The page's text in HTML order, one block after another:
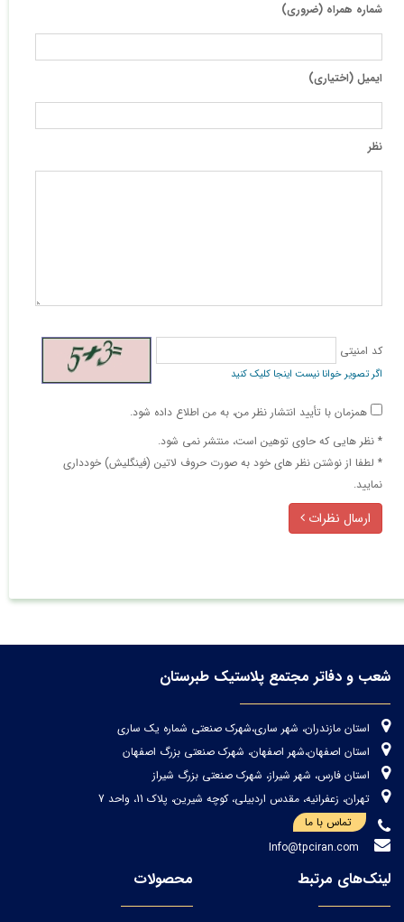
شماره همراه (ضروری)
ایمیل (اختیاری)
نظر
کد امنیتی
اگر تصویر خوانا نیست اینجا کلیک کنید
همزمان با تأیید انتشار نظر من، به من اطلاع داده شود.
* نظر هایی كه حاوی توهین است، منتشر نمی شود.
* لطفا از نوشتن نظر های خود به صورت حروف لاتین (فینگلیش) خودداری
نمایید.
ارسال نظرات
شعب و دفاتر مجتمع پلاستیک طبرستان
استان مازندران، شهر ساری،شهرک صنعتی شماره یک ساری
استان اصفهان،شهر اصفهان، شهرک صنعتی بزرگ اصفهان
استان فارس، شهر شیراز، شهرک صنعتی بزرگ شیراز
تهران، زعفرانیه، مقدس اردبیلی، کوچه شیرین، پلاک 11، واحد 7
تماس با ما
لینک‌های مرتبط محصولات